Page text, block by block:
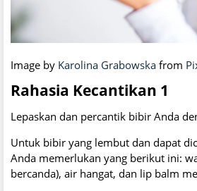
Image by Karolina Grabowska from
Rahasia Kecantikan 1
Lepaskan dan percantik bibir Anda
Untuk bibir yang lembut dan dapat
Anda memerlukan yang berikut ini:
bercanda), air hangat, dan lip balm